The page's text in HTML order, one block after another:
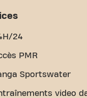
d'entraînement
que nous
des autres
Saint-Etienne
où le fitness et la
24
PMR
Sportswater
video